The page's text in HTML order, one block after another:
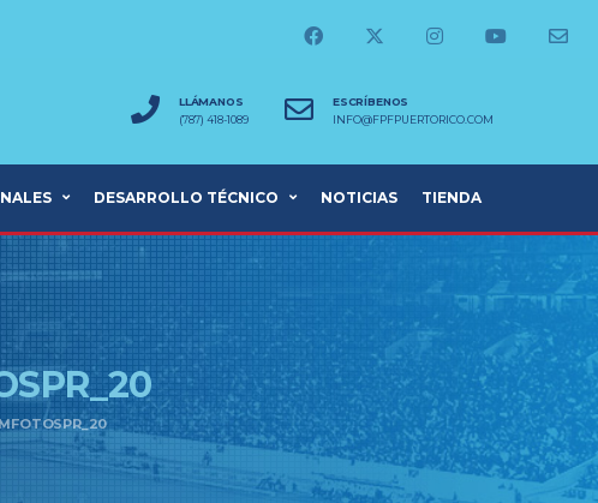
LLÁMANOS
(787) 418-1089
ESCRÍBENOS
INFO@FPFPUERTORICO.COM
DESARROLLO TÉCNICO NOTICIAS TIENDA